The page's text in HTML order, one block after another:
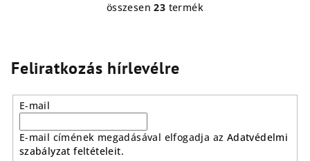
L
t
a
i
n
összesen23 termék
Feliratkozás hírlevélre
E-mail
E-mail címének megadásával elfogadja az Adatvédelmi
szabályzat feltételeit.